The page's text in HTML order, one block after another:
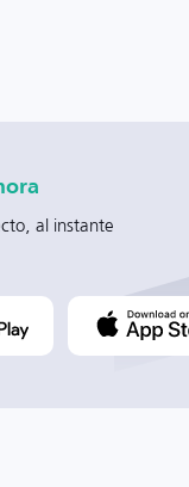
al instante